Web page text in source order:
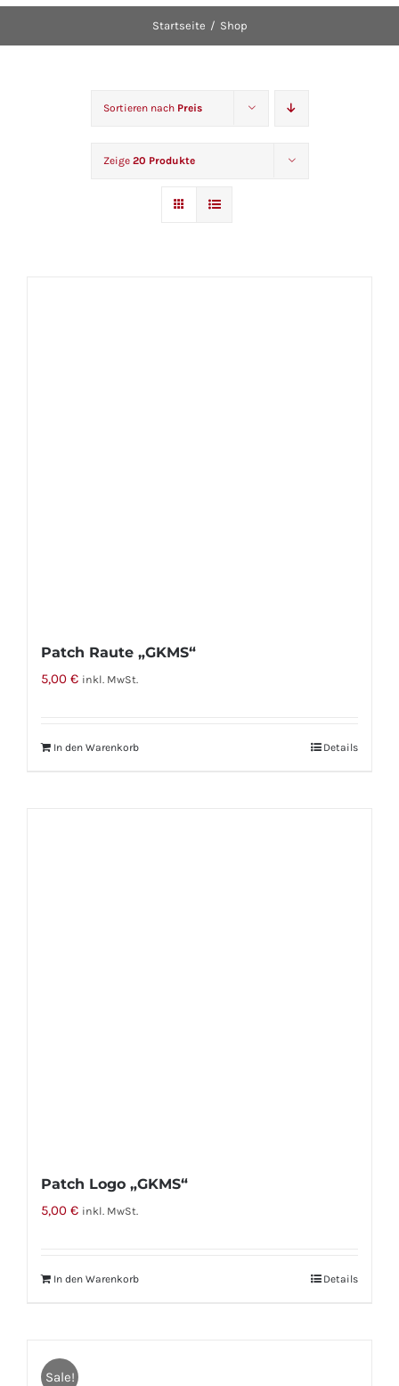
Startseite Shop
Sortieren nach Preis
Zeige 20 Produkte
Patch Raute „GKMS“
5,00 € inkl. MwSt.
In den Warenkorb Details
Patch Logo „GKMS“
5,00 € inkl. MwSt.
In den Warenkorb Details
Sale!